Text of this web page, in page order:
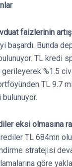
faizlerinin
başardı. Bunda
bulunuyor. TL
gerileyerek %1.5
TL 9.7
eksi olmasına
TL 684mn
stratejisi
göre